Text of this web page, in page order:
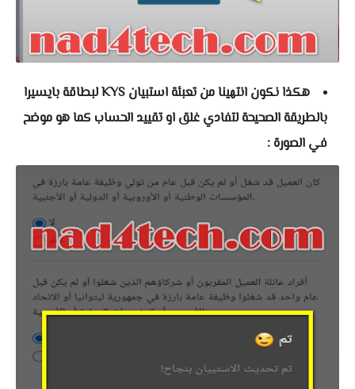
هكذا نكون انتهينا من تعبئة استبيان KYS لبطاقة بايسيرا
بالطريقة الصحيحة لتفادي غلق او تقييد الحساب كما هو موضح
في الصورة :